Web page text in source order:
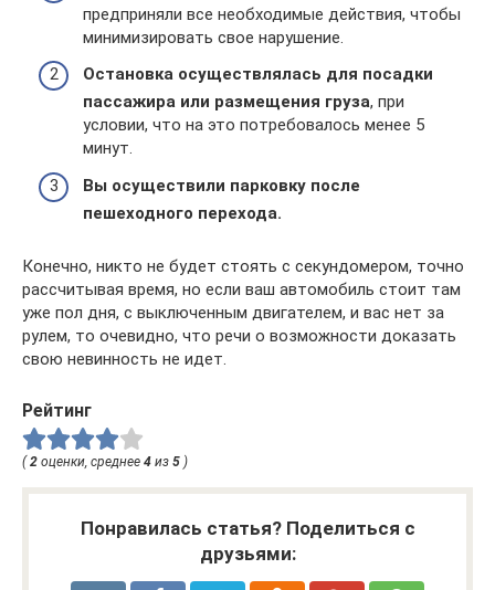
предприняли все необходимые действия, чтобы
минимизировать свое нарушение.
Остановка осуществлялась для посадки
пассажира или размещения груза, при
условии, что на это потребовалось менее 5
минут.
Вы осуществили парковку после
пешеходного перехода.
Конечно, никто не будет стоять с секундомером, точно
рассчитывая время, но если ваш автомобиль стоит там
уже пол дня, с выключенным двигателем, и вас нет за
рулем, то очевидно, что речи о возможности доказать
свою невинность не идет.
Рейтинг
( 2 оценки, среднее 4 из 5 )
Понравилась статья? Поделиться с
друзьями: